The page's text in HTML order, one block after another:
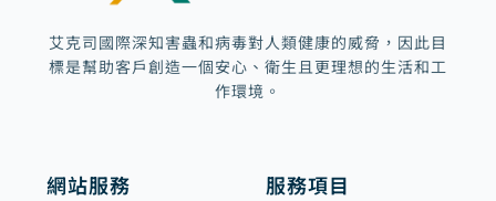
艾克司國際深知害蟲和病毒對人類健康的威脅，因此目
標是幫助客戶創造一個安心、衛生且更理想的生活和工
作環境。
網站服務 服務項目